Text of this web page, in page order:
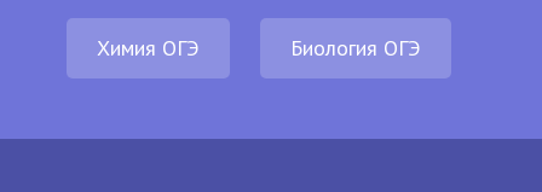
Химия ОГЭ Биология ОГЭ